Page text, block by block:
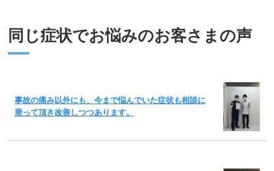
同じ症状でお悩みのお客さまの声
事故の痛み以外にも、今まで悩んでいた症状も相談に
乗って頂き改善しつつあります。